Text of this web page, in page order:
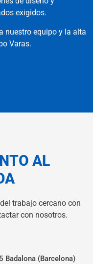
exigidos.
nuestro equipo y la alta
Varas.
AL
trabajo cercano con
con nosotros.
Badalona (Barcelona)